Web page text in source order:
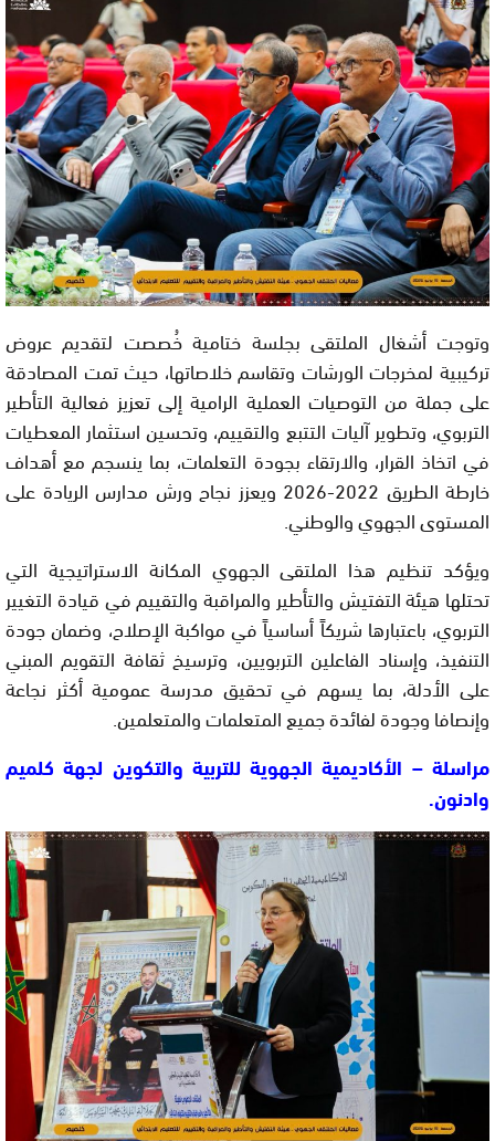
وتوجت أشغال الملتقى بجلسة ختامية خُصصت لتقديم عروض
تركيبية لمخرجات الورشات وتقاسم خلاصاتها، حيث تمت المصادقة
على جملة من التوصيات العملية الرامية إلى تعزيز فعالية التأطير
التربوي، وتطوير آليات التتبع والتقييم، وتحسين استثمار المعطيات
في اتخاذ القرار، والارتقاء بجودة التعلمات، بما ينسجم مع أهداف
خارطة الطريق 2022-2026 ويعزز نجاح ورش مدارس الريادة على
المستوى الجهوي والوطني.
ويؤكد تنظيم هذا الملتقى الجهوي المكانة الاستراتيجية التي
تحتلها هيئة التفتيش والتأطير والمراقبة والتقييم في قيادة التغيير
التربوي، باعتبارها شريكاً أساسياً في مواكبة الإصلاح، وضمان جودة
التنفيذ، وإسناد الفاعلين التربويين، وترسيخ ثقافة التقويم المبني
على الأدلة، بما يسهم في تحقيق مدرسة عمومية أكثر نجاعة
وإنصافا وجودة لفائدة جميع المتعلمات والمتعلمين.
مراسلة – الأكاديمية الجهوية للتربية والتكوين لجهة كلميم
وادنون.